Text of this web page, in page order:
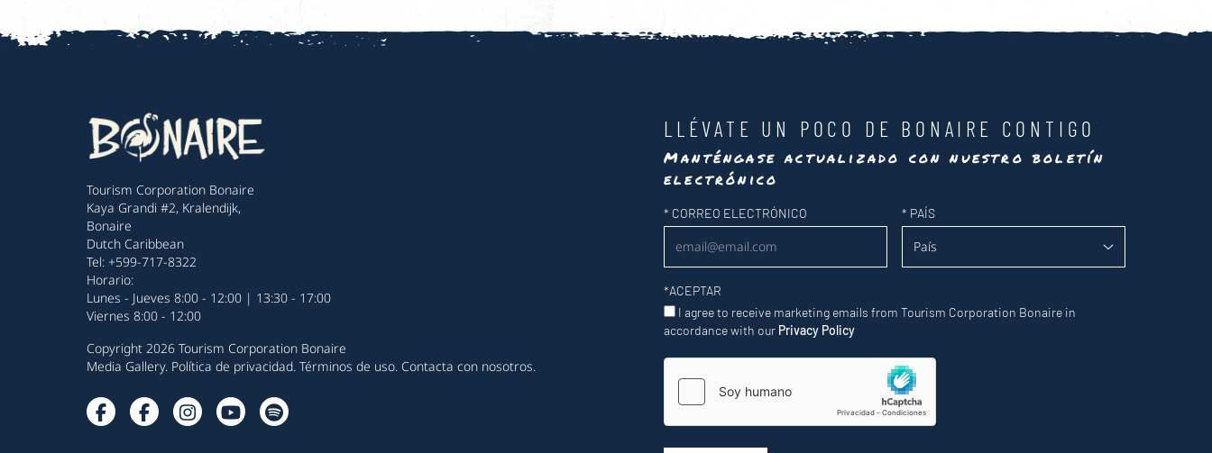
Tourism Corporation Bonaire
Kaya Grandi #2, Kralendijk,
Bonaire
Dutch Caribbean
Tel: +599-717-8322
Horario:
Lunes - Jueves 8:00 - 12:00 | 13:30 - 17:00
Viernes 8:00 - 12:00
Copyright 2026 Tourism Corporation Bonaire
Media Gallery. Política de privacidad. Términos de uso. Contacta con nosotros.
LLÉVATE UN POCO DE BONAIRE CONTIGO
Manténgase actualizado con nuestro boletín
electrónico
Newsletter
* CORREO ELECTRÓNICO * PAÍS
*ACEPTAR
I agree to receive marketing emails from Tourism Corporation Bonaire in
accordance with our Privacy Policy